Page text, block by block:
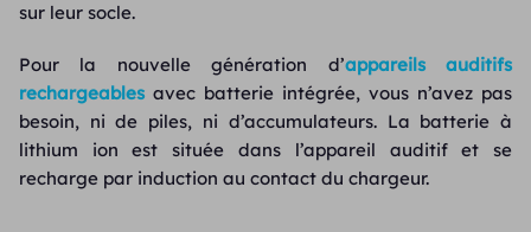
sur leur socle.
Pour la nouvelle génération d’appareils auditifs
rechargeables avec batterie intégrée, vous n’avez pas
besoin, ni de piles, ni d’accumulateurs. La batterie à
lithium ion est située dans l’appareil auditif et se
recharge par induction au contact du chargeur.